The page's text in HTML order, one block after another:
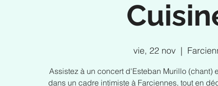
vie, 22 nov
  |
Assistez à un concert d'Esteban Murillo (chant)
dans un cadre intimiste à Farciennes, tout en